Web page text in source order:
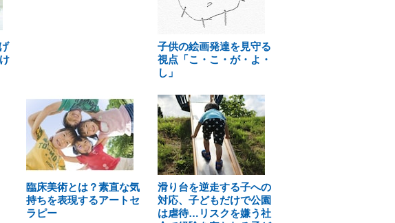
子供の絵画発達を見守る
視点「こ・こ・が・よ・
し」
臨床美術とは？素直な気
持ちを表現するアートセ
ラピー
滑り台を逆走する子への
対応、子どもだけで公園
は虐待…リスクを嫌う社